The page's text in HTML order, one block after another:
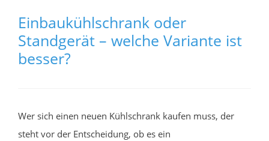
Einbaukühlschrank oder
Standgerät – welche Variante ist
besser?
Wer sich einen neuen Kühlschrank kaufen muss, der
steht vor der Entscheidung, ob es ein